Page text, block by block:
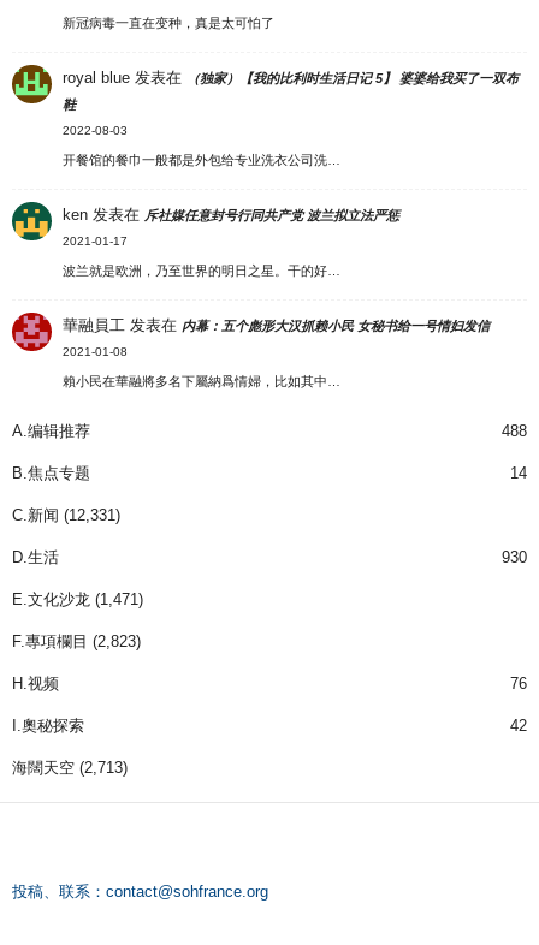
新冠病毒一直在变种，真是太可怕了
royal blue 发表在
（独家）【我的比利时生活日记 5】 婆婆给我买了一双布
鞋
2022-08-03
开餐馆的餐巾一般都是外包给专业洗衣公司洗…
ken 发表在 斥社媒任意封号行同共产党 波兰拟立法严惩
2021-01-17
波兰就是欧洲，乃至世界的明日之星。干的好…
華融員工 发表在 内幕：五个彪形大汉抓赖小民 女秘书给一号情妇发信
2021-01-08
賴小民在華融將多名下屬納爲情婦，比如其中…
A.编辑推荐 488
B.焦点专题 14
C.新闻 (12,331)
D.生活 930
E.文化沙龙 (1,471)
F.專項欄目 (2,823)
H.视频 76
I.奧秘探索 42
海闊天空 (2,713)
投稿、联系： contact@sohfrance.org